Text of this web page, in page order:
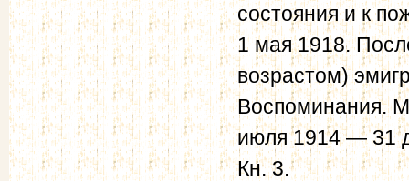
состояния и к
1 мая 1918.
возрастом)
Воспоминания.
июля 1914 — 31
Кн. 3.